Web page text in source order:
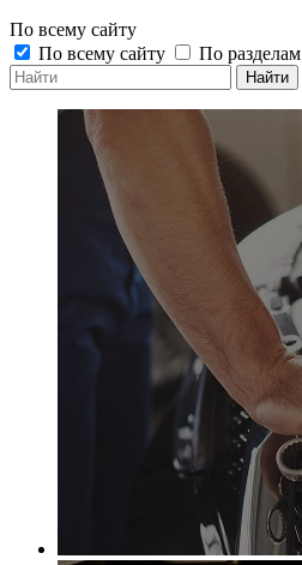
По всему сайту
По всему сайту
По разделам
Найти